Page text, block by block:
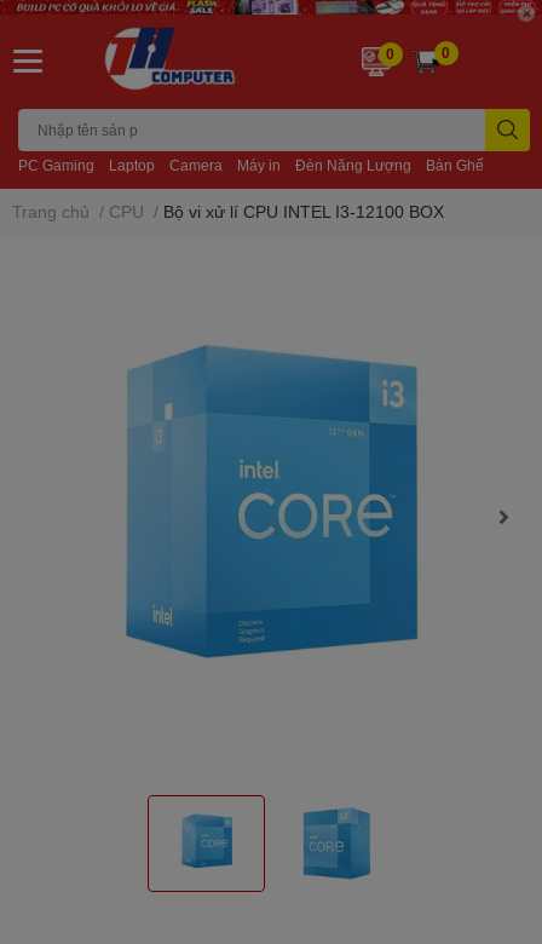
PC Gaming Laptop Camera Máy in Đèn Năng Lượng Bàn Ghế
0 0
Trang chủ / CPU / Bộ vi xử lí CPU INTEL I3-12100 BOX